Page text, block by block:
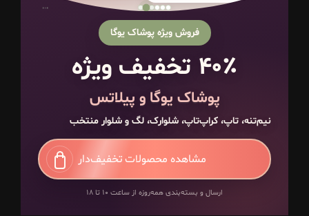
فروش ویژه پوشاک یوگا
۴۰٪ تخفیف ویژه
پوشاک یوگا و پیلاتس
نیم‌تنه، تاپ، کراپ‌تاپ، شلوارک، لگ و شلوار منتخب
مشاهده محصولات تخفیف‌دار
ارسال و بسته‌بندی همه‌روزه از ساعت ۱۰ تا ۱۸
.
.
.